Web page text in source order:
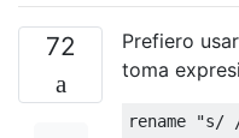
72
Prefiero
toma